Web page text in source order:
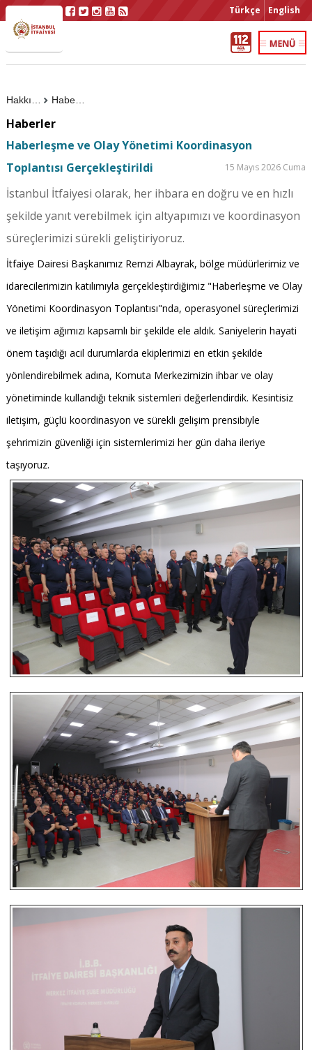
Türkçe English
Haberler
Haberler
Haberleşme ve Olay Yönetimi Koordinasyon
Toplantısı Gerçekleştirildi
15 Mayıs 2026 Cuma
İstanbul İtfaiyesi olarak, her ihbara en doğru ve en hızlı
şekilde yanıt verebilmek için altyapımızı ve koordinasyon
süreçlerimizi sürekli geliştiriyoruz.
İtfaiye Dairesi Başkanımız Remzi Albayrak, bölge müdürlerimiz ve
idarecilerimizin katılımıyla gerçekleştirdiğimiz "Haberleşme ve Olay
Yönetimi Koordinasyon Toplantısı"nda, operasyonel süreçlerimizi
ve iletişim ağımızı kapsamlı bir şekilde ele aldık. Saniyelerin hayati
önem taşıdığı acil durumlarda ekiplerimizi en etkin şekilde
yönlendirebilmek adına, Komuta Merkezimizin ihbar ve olay
yönetiminde kullandığı teknik sistemleri değerlendirdik. Kesintisiz
iletişim, güçlü koordinasyon ve sürekli gelişim prensibiyle
şehrimizin güvenliği için sistemlerimizi her gün daha ileriye
taşıyoruz.